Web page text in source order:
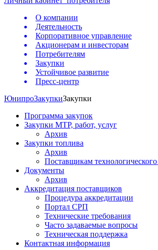
О компании
Деятельность
Корпоративное управление
Акционерам и инвесторам
Потребителям
Закупки
Устойчивое развитие
Пресс-центр
ЮнипроЗакупкиЗакупки
Программа закупок
Закупки МТР, работ, услуг
Архив
Закупки топлива
Архив
Поставщикам
Документы
Архив
Аккредитация поставщиков
Процедура аккредитации
Портал СРП
Технические требования
Часто задаваемые вопросы
Техническая поддержка
Контактная информация